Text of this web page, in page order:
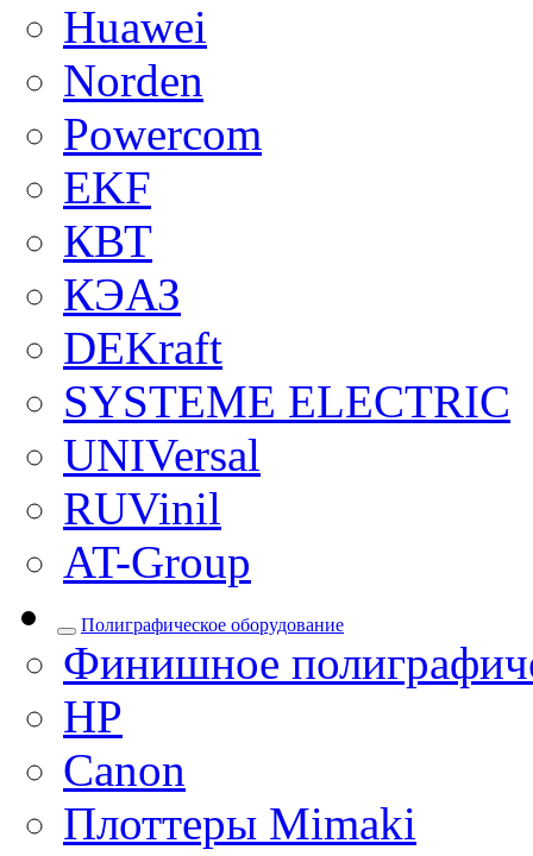
Huawei
Norden
Powercom
EKF
КВТ
КЭАЗ
DEKraft
SYSTEME ELECTRIC
UNIVersal
RUVinil
AT-Group
Полиграфическое оборудование
Финишное
HP
Canon
Плоттеры Mimaki